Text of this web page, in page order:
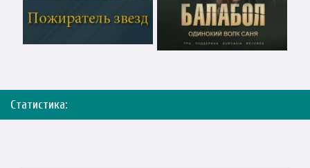
Статистика: